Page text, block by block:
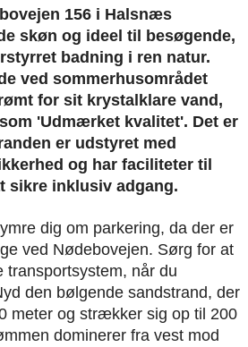
156 i Halsnæs
skøn og ideel til besøgende,
badning i ren natur.
ved sommerhusområdet
for sit krystalklare vand,
'Udmærket kvalitet'. Det er
er udstyret med
og har faciliteter til
sikre inklusiv adgang.
dig om parkering, da der er
ved Nødebovejen. Sørg for at
transportsystem, når du
den bølgende sandstrand, der
meter og strækker sig op til 200
dominerer fra vest mod